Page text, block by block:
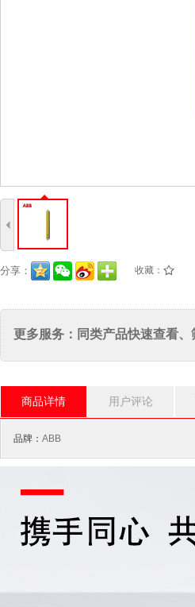
4
分享： 收藏： /
更多服务：同类产品快速查看
商品详情 用户评论
品牌： ABB